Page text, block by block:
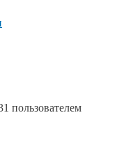
пользователем